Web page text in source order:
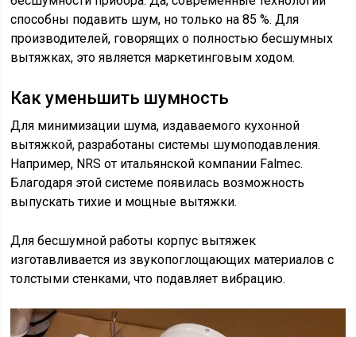
способны подавить шум, но только на 85 %. Для
производителей, говорящих о полностью бесшумных
вытяжках, это является маркетинговым ходом.
Как уменьшить шумность
Для минимизации шума, издаваемого кухонной
вытяжкой, разработаны системы шумоподавления.
Например, NRS от итальянской компании Falmec.
Благодаря этой системе появилась возможность
выпускать тихие и мощные вытяжки.
Для бесшумной работы корпус вытяжек
изготавливается из звукопоглощающих материалов с
толстыми стенками, что подавляет вибрацию.